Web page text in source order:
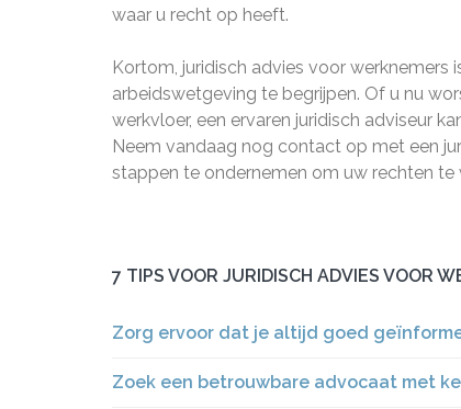
waar u recht op heeft.
Kortom, juridisch advies voor
arbeidswetgeving te begrijpen. Of u nu
werkvloer, een ervaren juridisch adviseur
Neem vandaag nog contact op met een
stappen te ondernemen om uw rechten te
7 TIPS VOOR JURIDISCH ADVIES VOOR
Zorg ervoor dat je altijd goed
Zoek een betrouwbare advocaat met